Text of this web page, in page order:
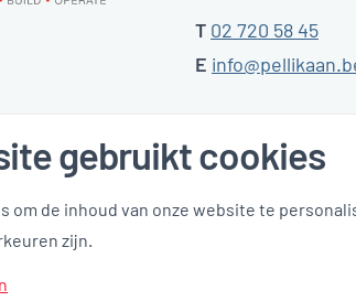
T 02 720 58 45
E
gebruikt cookies
om de inhoud van onze website te
zijn.